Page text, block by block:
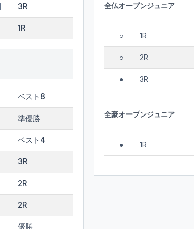
3R
1R
ベスト8
準優勝
ベスト4
3R
2R
2R
優勝
全仏オープンジュニア
○ 1R
○ 2R
● 3R
全豪オープンジュニア
● 1R